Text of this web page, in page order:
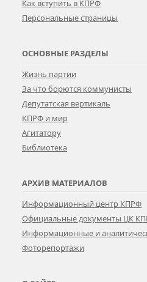
Как вступить в КПРФ
Персональные страницы
ОСНОВНЫЕ РАЗДЕЛЫ
Жизнь партии
За что борются коммунисты
Депутатская вертикаль
КПРФ и мир
Агитатору
Библиотека
АРХИВ МАТЕРИАЛОВ
Информационный центр КПРФ
Официальные документы ЦК
Информационные и
Фоторепортажи